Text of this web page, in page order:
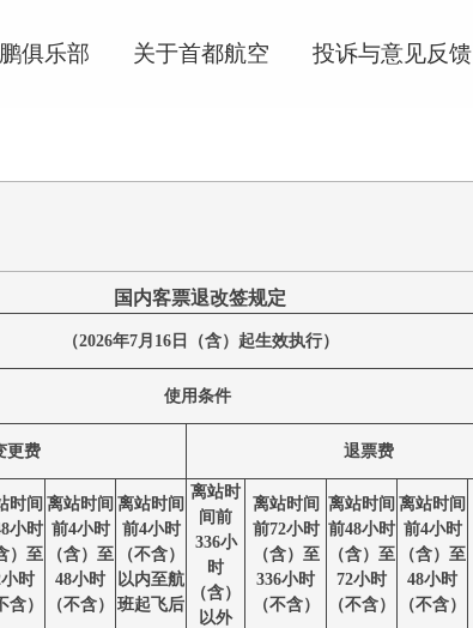
俱乐部 关于首都航空 投诉与意见反馈
国内客票退改签规定
（2026年7月16日（含）起生效执行）
使用条件
更费 退票费
时间
小时
）至
时
含）
离站时间
前4小时
（含）至
48小时
（不含）
离站时间
前4小时
（不含）
以内至航
班起飞后
离站时
间前
336小
时
（含）
以外
离站时间
前72小时
（含）至
336小时
（不含）
离站时间
前48小时
（含）至
72小时
（不含）
离站时间
前4小时
（含）至
48小时
（不含）